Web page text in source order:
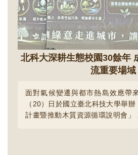
北科大深耕生態校園30餘年
流重要場域
面對氣候變遷與都市熱島效應帶
（20）日於國立臺北科技大學舉
計畫暨推動木質資源循環說明會」
林、國土綠蔭、木質資源循環及氣